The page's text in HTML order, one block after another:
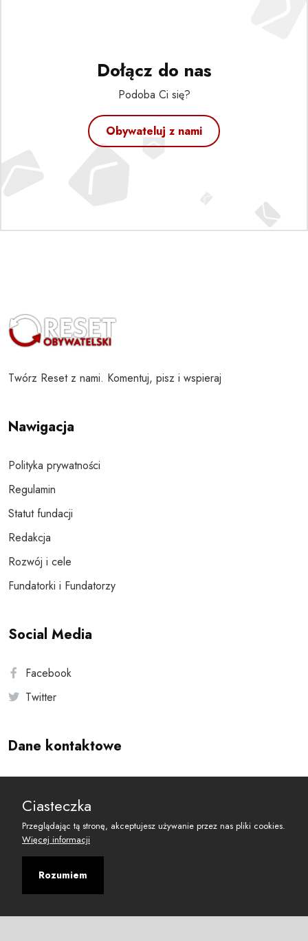
Dołącz do nas
Podoba Ci się?
Obywateluj z nami
Twórz Reset z nami. Komentuj, pisz i wspieraj
Nawigacja
Polityka prywatności
Regulamin
Statut fundacji
Redakcja
Rozwój i cele
Fundatorki i Fundatorzy
Social Media
Facebook
Twitter
Dane kontaktowe
reset@resetobywatelski.pl
Ciasteczka
Przeglądając tą stronę, akceptujesz używanie przez nas pliki cookies.
Więcej informacji
Rozumiem